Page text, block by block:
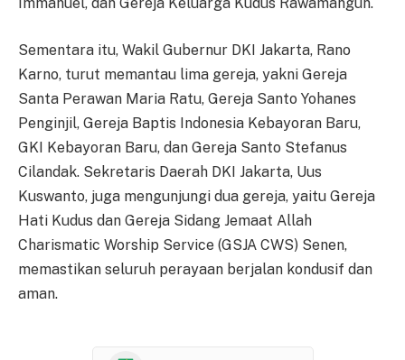
Sementara itu, Wakil Gubernur DKI Jakarta, Rano
Karno, turut memantau lima gereja, yakni Gereja
Santa Perawan Maria Ratu, Gereja Santo Yohanes
Penginjil, Gereja Baptis Indonesia Kebayoran Baru,
GKI Kebayoran Baru, dan Gereja Santo Stefanus
Cilandak. Sekretaris Daerah DKI Jakarta, Uus
Kuswanto, juga mengunjungi dua gereja, yaitu Gereja
Hati Kudus dan Gereja Sidang Jemaat Allah
Charismatic Worship Service (GSJA CWS) Senen,
memastikan seluruh perayaan berjalan kondusif dan
aman.